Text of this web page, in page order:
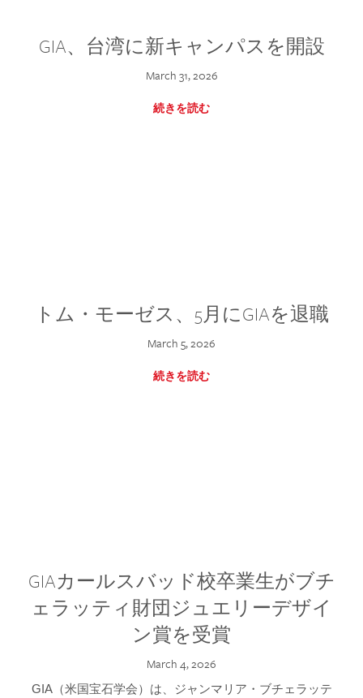
GIA、台湾に新キャンパスを開設
March 31, 2026
続きを読む
トム・モーゼス、5月にGIAを退職
March 5, 2026
続きを読む
GIAカールスバッド校卒業生がブチ
ェラッティ財団ジュエリーデザイ
ン賞を受賞
March 4, 2026
GIA（米国宝石学会）は、ジャンマリア・ブチェラッテ